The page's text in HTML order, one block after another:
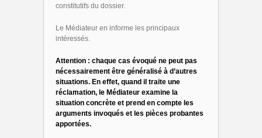
constitutifs du dossier.
Le Médiateur en informe les principaux
intéressés.
Attention : chaque cas évoqué ne peut pas
nécessairement être généralisé à d’autres
situations. En effet, quand il traite une
réclamation, le Médiateur examine la
situation concrète et prend en compte les
arguments invoqués et les pièces probantes
apportées.